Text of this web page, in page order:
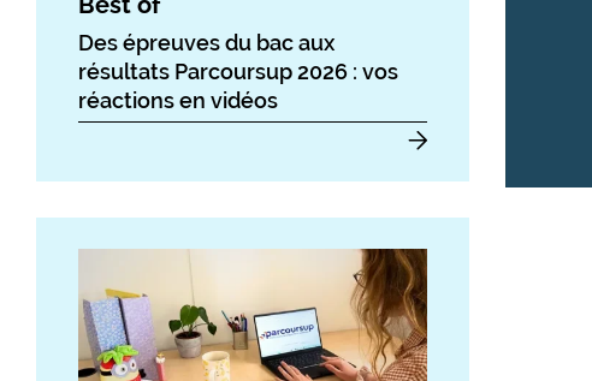
Des épreuves du bac aux
résultats Parcoursup 2026 : vos
réactions en vidéos